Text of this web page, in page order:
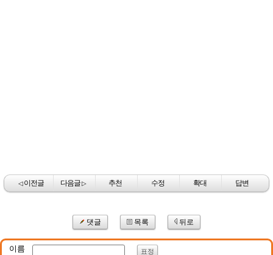
◁이전글 다음글▷ 추천 수정 확대 답변
댓글 목록 뒤로
이름 표정